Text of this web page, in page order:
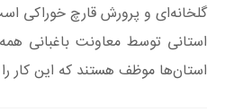
گلخانه‌ای و پرورش قارچ
استانی توسط معاونت باغبانی
استان‌ها موظف هستند که این کار